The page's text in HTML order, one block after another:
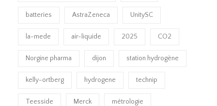
batteries AstraZeneca UnitySC
la-mede air-liquide 2025 CO2
Norgine pharma dijon station hydrogène
kelly-ortberg hydrogene technip
Teesside Merck métrologie